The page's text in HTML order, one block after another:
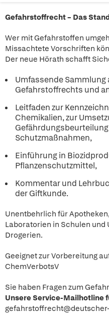
Gefahrstoffrecht – Das
Wer mit Gefahrstoffen
Missachtete Vorschriften
Der neue Hörath schafft
Umfassende Sammlung
Gefahrstoffrechts und
Leitfaden zur
Chemikalien, zur
Schutzmaßnahmen,
Einführung in
Pflanzenschutzmittel,
Kommentar und
der Giftkunde.
Unentbehrlich für
Laboratorien in Schulen
Drogerien.
Geeignet zur Vorbereitung
ChemVerbotsV
Sie haben Fragen zum
Unsere Service-Mailhotline